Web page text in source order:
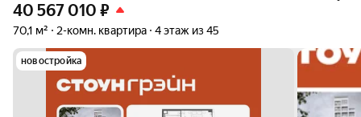
40 567 010 ₽
70,1 м² 2-комн. квартира 4 этаж из 45
новостройка